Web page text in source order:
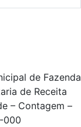
de Fazenda
de Receita
– Contagem –
000